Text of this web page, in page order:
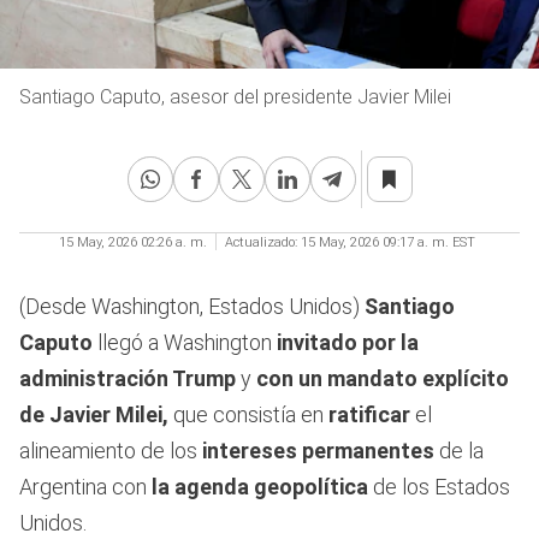
Santiago Caputo, asesor del presidente Javier Milei
15 May, 2026 02:26 a. m. Actualizado: 15 May, 2026 09:17 a. m. EST
(Desde Washington, Estados Unidos) Santiago
Caputo llegó a Washington invitado por la
administración Trumpy con un mandato explícito
de Javier Milei, que consistía en ratificar el
alineamiento de los intereses permanentes de la
Argentina con la agenda geopolítica de los Estados
Unidos.